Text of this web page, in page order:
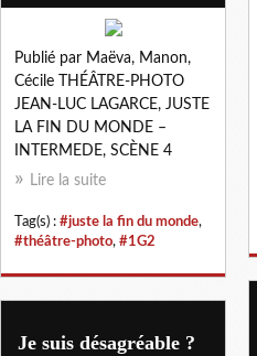
Publié par Maëva, Manon,
Cécile THÉÂTRE-PHOTO
JEAN-LUC LAGARCE, JUSTE
LA FIN DU MONDE –
INTERMEDE, SCÈNE 4
Lire la suite
Tag(s) : #juste la fin du monde,
#théâtre-photo, #1G2
Je suis désagréable ?